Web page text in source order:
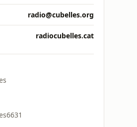
radio@cubelles.org
radiocubelles.cat